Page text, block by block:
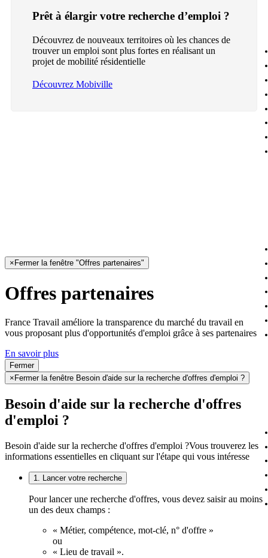
Prêt à élargir votre recherche d’emploi ?
Découvrez de nouveaux territoires où les chances de
trouver un emploi sont plus fortes en réalisant un
projet de mobilité résidentielle
Découvrez Mobiville
× Fermer la fenêtre "Offres partenaires"
Offres partenaires
France Travail améliore la transparence du marché du travail en
vous proposant plus d'opportunités d'emploi grâce à ses partenaires
En savoir plus
Fermer
× Fermer la fenêtre Besoin d'aide sur la recherche d'offres d'emploi ?
Besoin d'aide sur la recherche d'offres
d'emploi ?
Besoin d'aide sur la recherche d'offres d'emploi ?Vous trouverez les
informations essentielles en cliquant sur l'étape qui vous intéresse
1. Lancer votre recherche
Pour lancer une recherche d'offres, vous devez saisir au moins
un des deux champs :
« Métier, compétence, mot-clé, n° d'offre »
ou
« Lieu de travail ».